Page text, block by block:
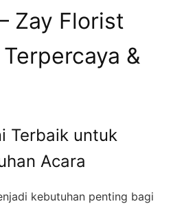
Zay Florist
&
Terbaik untuk
Acara
kebutuhan penting bagi